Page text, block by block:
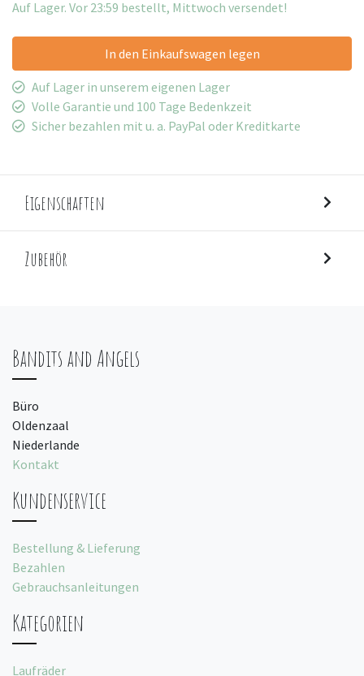
Auf Lager. Vor 23:59 bestellt, Mittwoch versendet!
In den Einkaufswagen legen
Auf Lager in unserem eigenen Lager
Volle Garantie und 100 Tage Bedenkzeit
Sicher bezahlen mit u. a. PayPal oder Kreditkarte
Eigenschaften
Zubehör
Bandits and Angels
Büro
Oldenzaal
Niederlande
Kontakt
Kundenservice
Bestellung & Lieferung
Bezahlen
Gebrauchsanleitungen
Kategorien
Laufräder